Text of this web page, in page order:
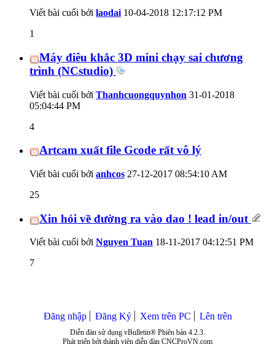
Viết bài cuối bởi laodai 10-04-2018 12:17:12 PM
1
Máy điêu khắc 3D mini chạy sai chương
trình (NCstudio)
Viết bài cuối bởi Thanhcuongquynhon 31-01-2018
05:04:44 PM
4
Artcam xuất file Gcode rất vô lý
Viết bài cuối bởi anhcos 27-12-2017 08:54:10 AM
25
Xin hỏi về đường ra vào dao ! lead in/out
Viết bài cuối bởi Nguyen Tuan 18-11-2017 04:12:51 PM
7
Đăng nhập Đăng Ký Xem trên PC Lên trên
Diễn đàn sử dụng vBulletin® Phiên bản 4.2.3.
Phát triển bởi thành viên diễn đàn CNCProVN.com